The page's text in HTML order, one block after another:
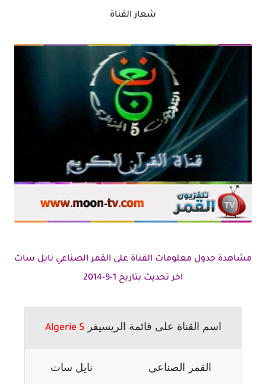
شعار القناة
مشاهدة جدول معلومات القناة على القمر الصناعي نايل سات
اخر تحديث بتاريخ 1-9-2014
اسم القناة على قائمة الريسيفرAlgerie 5
القمر الصناعي نايل سات